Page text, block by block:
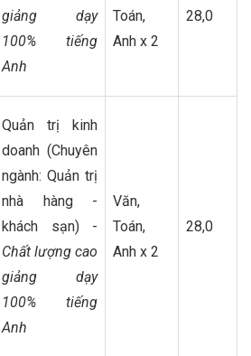
giảng dạy
100% tiếng
Anh
Toán,
Anh x 2
28,0
Quản trị kinh
doanh (Chuyên
ngành: Quản trị
nhà hàng -
khách sạn) -
Chất lượng cao
giảng dạy
100% tiếng
Anh
Văn,
Toán,
Anh x 2
28,0